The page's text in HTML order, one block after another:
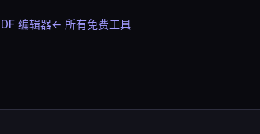
编辑器← 所有免费工具